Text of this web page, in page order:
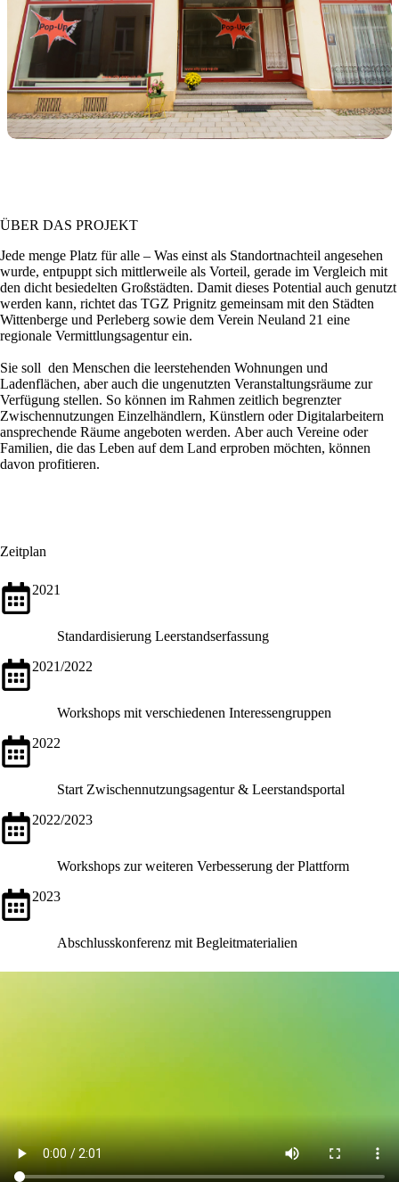
ÜBER DAS PROJEKT
Jede menge Platz für alle – Was einst als Standortnachteil angesehen
wurde, entpuppt sich mittlerweile als Vorteil, gerade im Vergleich mit
den dicht besiedelten Großstädten. Damit dieses Potential auch genutzt
werden kann, richtet das TGZ Prignitz gemeinsam mit den Städten
Wittenberge und Perleberg sowie dem Verein Neuland 21 eine
regionale Vermittlungsagentur ein.
Sie soll den Menschen die leerstehenden Wohnungen und
Ladenflächen, aber auch die ungenutzten Veranstaltungsräume zur
Verfügung stellen. So können im Rahmen zeitlich begrenzter
Zwischennutzungen Einzelhändlern, Künstlern oder Digitalarbeitern
ansprechende Räume angeboten werden. Aber auch Vereine oder
Familien, die das Leben auf dem Land erproben möchten, können
davon profitieren.
Zeitplan
2021
Standardisierung Leerstandserfassung
2021/2022
Workshops mit verschiedenen Interessengruppen
2022
Start Zwischennutzungsagentur & Leerstandsportal
2022/2023
Workshops zur weiteren Verbesserung der Plattform
2023
Abschlusskonferenz mit Begleitmaterialien